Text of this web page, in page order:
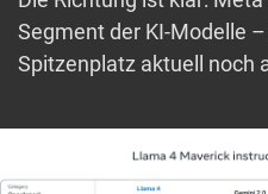
Segment der KI-Modelle
Spitzenplatz aktuell noch